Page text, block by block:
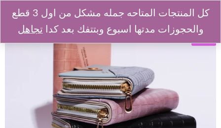
كل المنتجات المتاحه جمله مشكل من اول 3 قطع
والحجوزات مدتها اسبوع وبتتفك بعد كدا تجاهل